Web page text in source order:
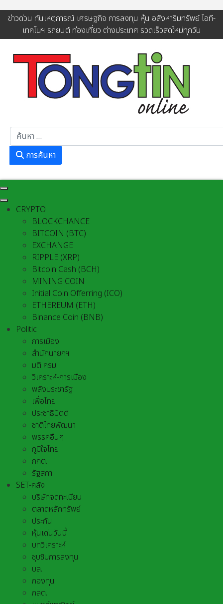
ข่าวด่วน ทันเหตุการณ์ เศรษฐกิจ การลงทุน หุ้น อสังหาริมทรัพย์ ไอที-
เทคโนฯ รถยนต์ ท่องเที่ยว ต่างประเทศ รวดเร็วสดใหม่ทุกวัน
การค้นหา
CRYPTO
BLOCKCHANCE
BITCOIN (BTC)
EXCHANGE
RIPPLE (XRP)
Bitcoin Cash (BCH)
MINING COIN
Initial Coin Offerring (ICO)
ETHEREUM (ETH)
Binance Coin (BNB)
Politic
การเมือง
สำนักนายกฯ
มติ ครม.
วิเคราะห์-การเมือง
พลังประชารัฐ
เพื่อไทย
ประชาธิปัตต์
ชาติไทยพัฒนา
พรรคอื่นๆ
ภูมิใจไทย
กกต.
รัฐสภา
SET-คลัง
บริษัทจดทะเบียน
ตลาดหลักทรัพย์
ประกัน
หุ้นเด่นวันนี้
บทวิเคราะห์
ซุบซิบการลงทุน
บล.
กองทุน
กลต.